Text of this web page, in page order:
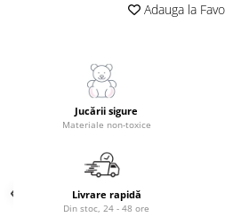
Adauga la
Jucării sigure
Materiale non-toxice
Livrare rapidă
Din stoc, 24 - 48 ore